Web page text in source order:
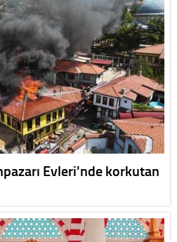
Evleri'nde korkutan